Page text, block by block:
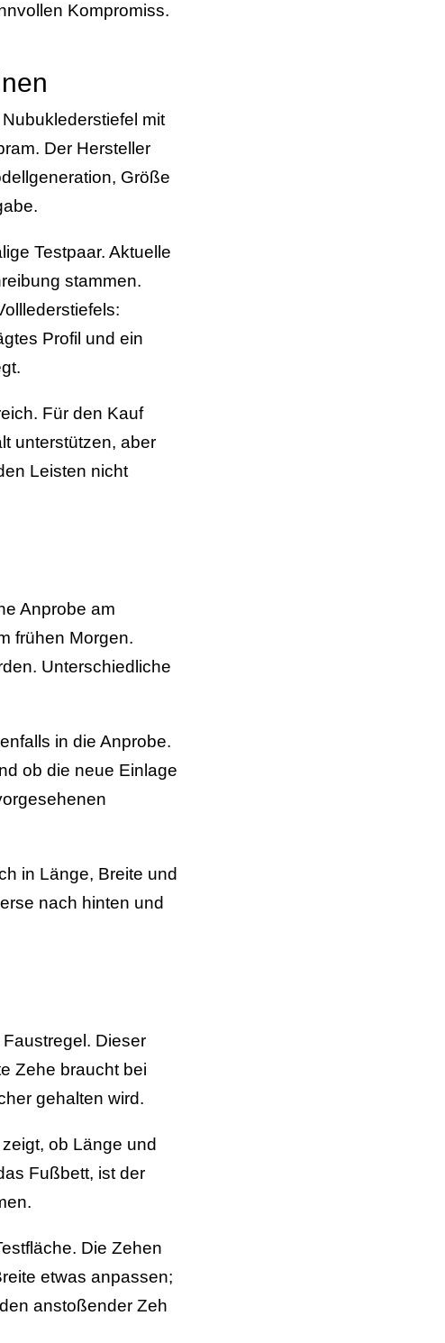
Kompromiss.
mit
Der Hersteller
Größe
Testpaar. Aktuelle
stammen.
Profil und ein
Für den Kauf
unterstützen, aber
Leisten nicht
Anprobe am
frühen Morgen.
Unterschiedliche
in die Anprobe.
ob die neue Einlage
in Länge, Breite und
nach hinten und
Dieser
Zehe braucht bei
gehalten wird.
ob Länge und
Fußbett, ist der
Die Zehen
etwas anpassen;
anstoßender Zeh